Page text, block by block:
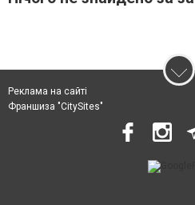
Реклама на сайті
Франшиза "CitySites"